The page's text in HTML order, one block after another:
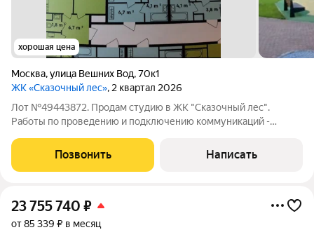
хорошая цена
Москва,улица Вешних Вод,70к1
ЖК «Сказочный лес», 2 квартал 2026
Лот №49443872. Продам студию в ЖК "Сказочный лес".
Работы по проведению и подключению коммуникаций -
прилегающих территорий ЖК - завершены. Про студию: Это
отличная видовая студия в уникальном ЖК г.
Позвонить Написать
23 755 740 ₽
от 85 339 ₽ в месяц